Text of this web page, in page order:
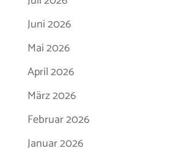
Juni 2026
Mai 2026
April 2026
März 2026
Februar 2026
Januar 2026